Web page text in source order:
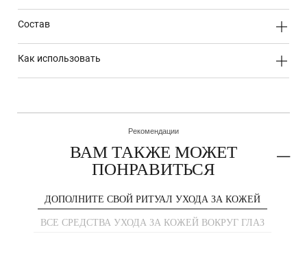
состав
как использовать
Рекомендации
ВАМ ТАКЖЕ МОЖЕТ
ПОНРАВИТЬСЯ
ДОПОЛНИТЕ СВОЙ РИТУАЛ УХОДА ЗА КОЖЕЙ
ВСЕ СРЕДСТВА УХОДА ЗА КОЖЕЙ ВОКРУГ ГЛАЗ